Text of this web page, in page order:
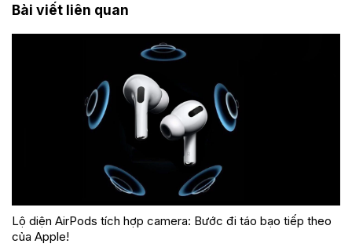
Bài viết liên quan
Lộ diện AirPods tích hợp camera: Bước đi táo bạo tiếp theo
của Apple!